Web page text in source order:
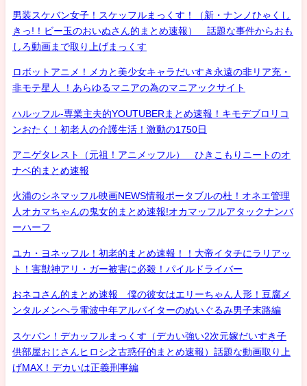
男装スケバン女子！スケッフルまっくす！（新・ナンノひゃくし
きっ!！ビー玉のおいぬさん的まとめ速報） 話題な事件からおも
しろ動画まで取り上げまっくす
ロボットアニメ！メカと美少女キャラだいすき永遠の非リア充・
非モテ星人 ！あらゆるマニアの為のマニアックサイト
ハルッフル-専業主夫的YOUTUBERまとめ速報！キモデブロリコ
ンおたく！初老人の介護生活！激動の1750日
アニゲタレスト（元祖！アニメッフル） ひきこもりニートのオ
ナベ的まとめ速報
火浦のシネマッフル映画NEWS情報ポータブルの杜！オネエ管理
人オカマちゃんの鬼女的まとめ速報!オカマッフルアタックナンバ
ーハーフ
ユカ・ヨネッフル！初老的まとめ速報！！大帝イタチにラリアッ
ト！害獣神アリ・ガー被害に必殺！パイルドライバー
おネコさん的まとめ速報 僕の彼女はエリーちゃん人形！豆腐メ
ンタルメンヘラ電波中年アルバイターのぬいぐるみ男子末路編
スケバン！デカッフルまっくす（デカい強い2次元嫁だいすき子
供部屋おじさんヒロシ之古惑仔的まとめ速報）話題な動画取り上
げMAX！デカいは正義刑事編